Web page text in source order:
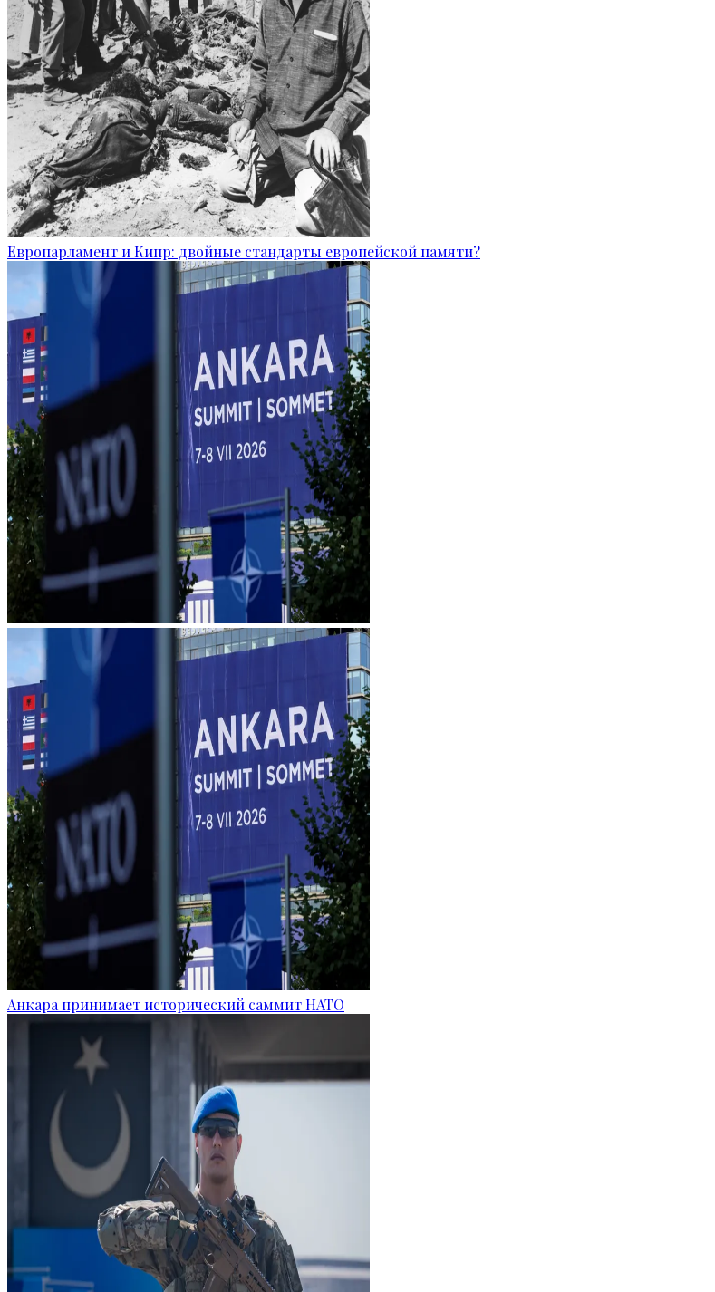
Европарламент и Кипр: двойные стандарты европейской памяти?
Анкара принимает исторический саммит НАТО